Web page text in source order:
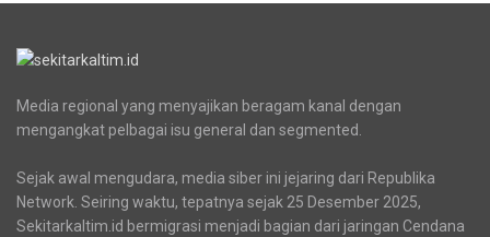
Media regional yang menyajikan beragam kanal dengan
mengangkat pelbagai isu general dan segmented.
Sejak awal mengudara, media siber ini jejaring dari Republika
Network. Seiring waktu, tepatnya sejak 25 Desember 2025,
Sekitarkaltim.id bermigrasi menjadi bagian dari jaringan Cendana